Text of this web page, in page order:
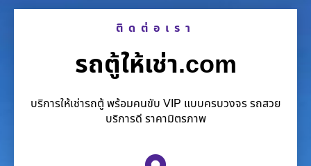
ติดต่อเรา
รถตู้ให้เช่า.com
บริการให้เช่ารถตู้ พร้อมคนขับ VIP แบบครบวงจร รถสวย
บริการดี ราคามิตรภาพ